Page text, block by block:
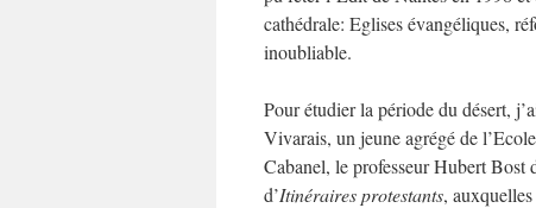
cathédrale: Eglises évangéliques,
inoubliable.
Pour étudier la période du désert,
Vivarais, un jeune agrégé de
Cabanel, le professeur Hubert Bost
d’Itinéraires protestants,